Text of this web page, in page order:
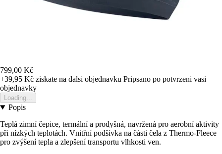
799,00 Kč
+39,95 Kč ziskate na dalsi objednavku Pripsano po potvrzeni vasi
objednavky
Loading...
Popis
Teplá zimní čepice, termální a prodyšná, navržená pro aerobní aktivity
při nízkých teplotách. Vnitřní podšívka na části čela z Thermo-Fleece
pro zvýšení tepla a zlepšení transportu vlhkosti ven.